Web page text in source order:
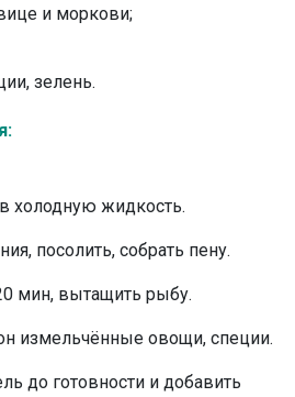
и моркови;
зелень.
холодную жидкость.
посолить, собрать пену.
мин, вытащить рыбу.
измельчённые овощи, специи.
до готовности и добавить